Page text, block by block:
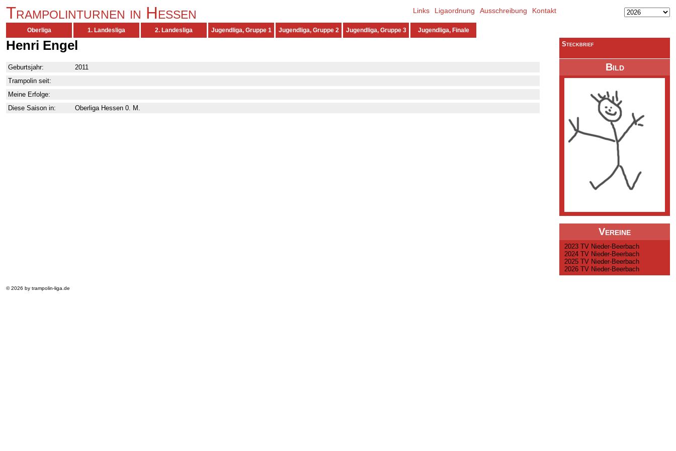
Trampolinturnen in Hessen Links Ligaordnung Ausschreibung Kontakt
Oberliga 1. Landesliga 2. Landesliga Jugendliga, Gruppe 1 Jugendliga, Gruppe 2 Jugendliga, Gruppe 3 Jugendliga, Finale
Henri Engel
Bild
Vereine
2023 TV Nieder-Beerbach
2024 TV Nieder-Beerbach
2025 TV Nieder-Beerbach
2026 TV Nieder-Beerbach
Steckbrief
Geburtsjahr:
2011
Trampolin seit:
Meine Erfolge:
Diese Saison in:
Oberliga Hessen 0. M.
© 2026 by trampolin-liga.de